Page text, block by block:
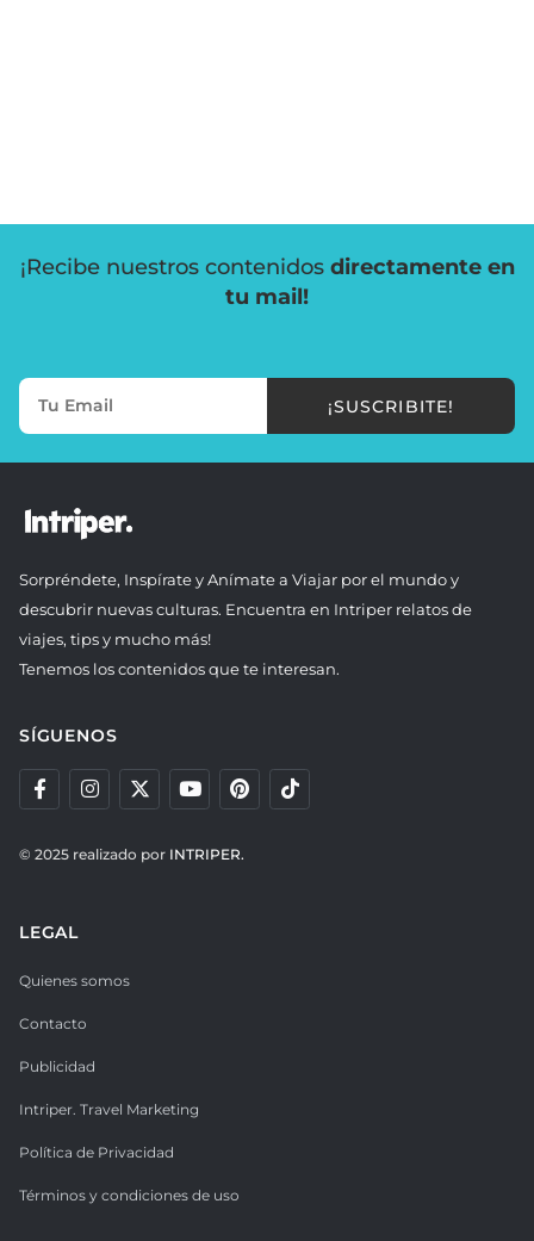
¡Recibe nuestros contenidos directamente en
tu mail!
¡SUSCRIBITE!
Sorpréndete, Inspírate y Anímate a Viajar por el mundo y
descubrir nuevas culturas. Encuentra en Intriper relatos de
viajes, tips y mucho más!
Tenemos los contenidos que te interesan.
SÍGUENOS
© 2025 realizado por INTRIPER.
LEGAL
Quienes somos
Contacto
Publicidad
Intriper. Travel Marketing
Política de Privacidad
Términos y condiciones de uso